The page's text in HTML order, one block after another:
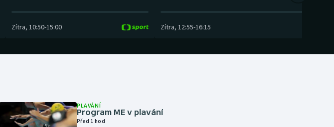
Zítra, 10:50-15:00 Zítra, 12:55-16:15
PLAVÁNÍ
Program ME v plavání
Před 1 hod